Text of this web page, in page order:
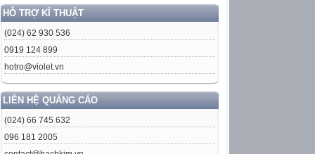
HỖ TRỢ KĨ THUẬT
(024) 62 930 536
0919 124 899
hotro@violet.vn
LIÊN HỆ QUẢNG CÁO
(024) 66 745 632
096 181 2005